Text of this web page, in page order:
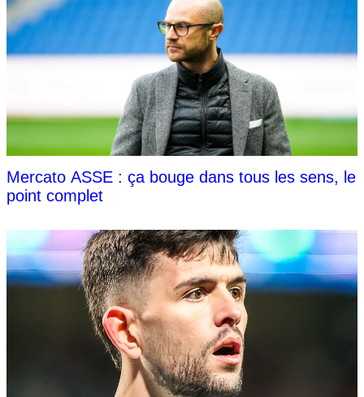
Mercato ASSE : ça bouge dans tous les sens, le
point complet